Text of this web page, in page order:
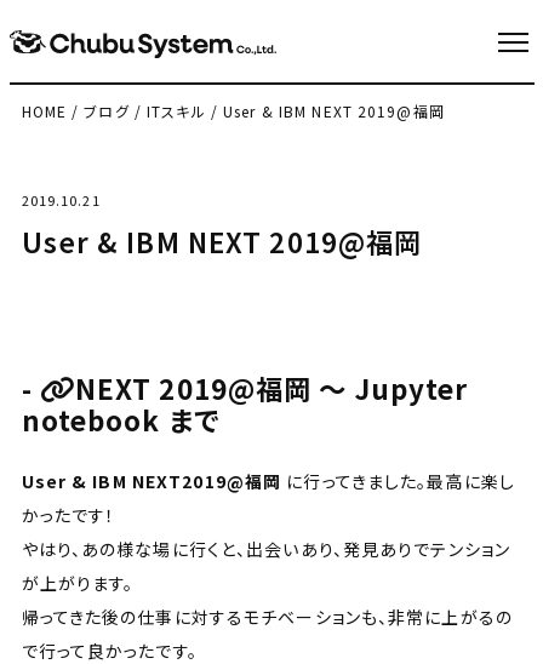
HOME /ブログ /ITスキル /User & IBM NEXT 2019@福岡
2019.10.21
User & IBM NEXT 2019@福岡
NEXT 2019@福岡 ～ Jupyter
notebook まで
User & IBM NEXT2019@福岡 に行ってきました。最高に楽し
かったです！
やはり、あの様な場に行くと、出会いあり、発見ありでテンション
が上がります。
帰ってきた後の仕事に対するモチベーションも、非常に上がるの
で行って良かったです。